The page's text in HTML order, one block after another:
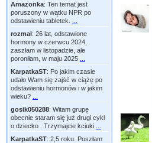
Amazonka: Ten temat jest
poruszony w wątku NPR po
odstawieniu tabletek.
rozmal: 26 lat, odstawione
hormony w czerwcu 2024,
zaszłam w listopadzie, ale
poroniłam, w maju 2025
KarpatkaST: Po jakim czasie
udało Wam się zajść w ciążę po
odstawieniu hormonów i w jakim
wieku?
gosik050288: Witam grupę
obecnie staram się już drugi cykl
o dziecko . Trzymajcie kciuki
KarpatkaST: 2,5 roku. Poszłam